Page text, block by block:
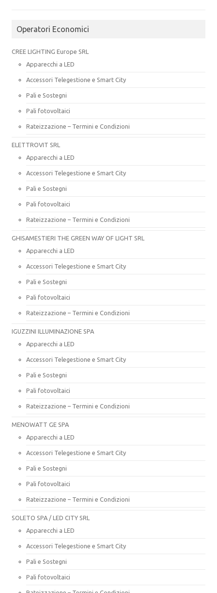
Operatori Economici
CREE LIGHTING Europe SRL
Apparecchi a LED
Accessori Telegestione e Smart City
Pali e Sostegni
Pali fotovoltaici
Rateizzazione – Termini e Condizioni
ELETTROVIT SRL
Apparecchi a LED
Accessori Telegestione e Smart City
Pali e Sostegni
Pali fotovoltaici
Rateizzazione – Termini e Condizioni
GHISAMESTIERI THE GREEN WAY OF LIGHT SRL
Apparecchi a LED
Accessori Telegestione e Smart City
Pali e Sostegni
Pali fotovoltaici
Rateizzazione – Termini e Condizioni
IGUZZINI ILLUMINAZIONE SPA
Apparecchi a LED
Accessori Telegestione e Smart City
Pali e Sostegni
Pali fotovoltaici
Rateizzazione – Termini e Condizioni
MENOWATT GE SPA
Apparecchi a LED
Accessori Telegestione e Smart City
Pali e Sostegni
Pali fotovoltaici
Rateizzazione – Termini e Condizioni
SOLETO SPA / LED CITY SRL
Apparecchi a LED
Accessori Telegestione e Smart City
Pali e Sostegni
Pali fotovoltaici